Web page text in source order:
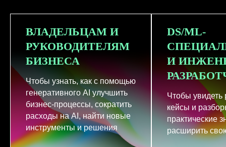
ВЛАДЕЛЬЦАМ И
РУКОВОДИТЕЛЯМ
БИЗНЕСА
Чтобы узнать, как с помощью
генеративного AI улучшить
бизнес-процессы, сократить
расходы на AI, найти новые
инструменты и решения
DS/ML-
И
Чтобы увидеть
кейсы и
практические
расширить